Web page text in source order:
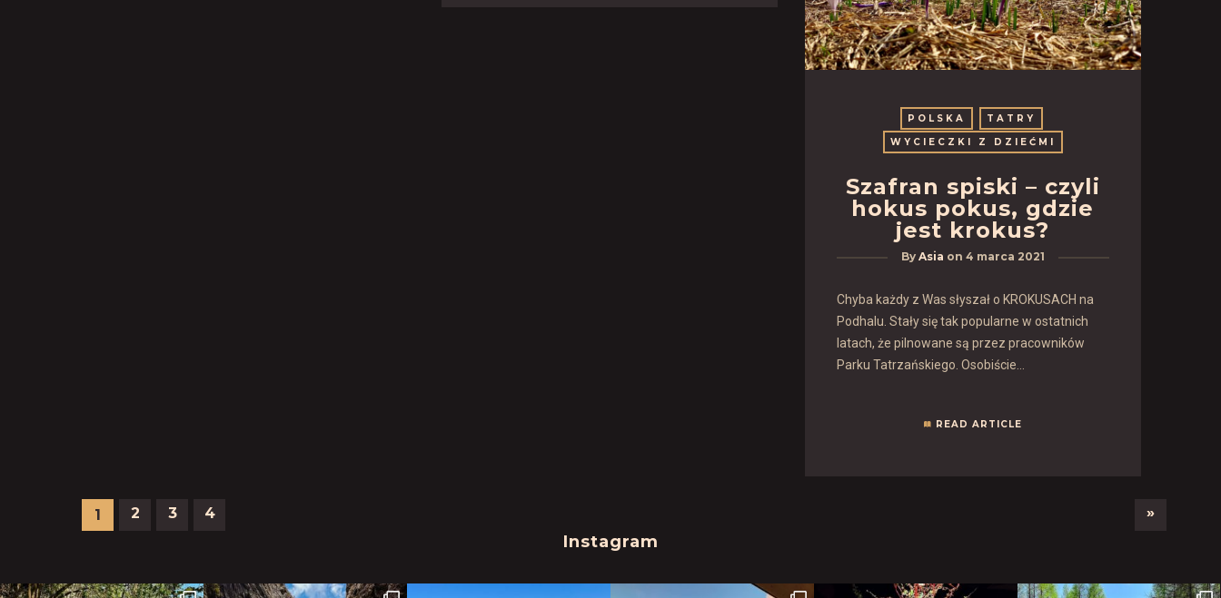
1 2 3 4 »
POLSKA
TATRY
WYCIECZKI Z DZIEĆMI
Szafran spiski – czyli
hokus pokus, gdzie
jest krokus?
By Asia on 4 marca 2021
Chyba każdy z Was słyszał o KROKUSACH na
Podhalu. Stały się tak popularne w ostatnich
latach, że pilnowane są przez pracowników
Parku Tatrzańskiego. Osobiście…
READ ARTICLE
Instagram